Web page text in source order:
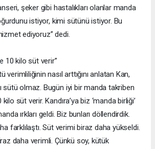
şeker gibi hastalıkları olanlar manda
istiyor, kimi sütünü istiyor. Bu
ediyoruz” dedi.
10 kilo süt verir”
nasıl arttığını anlatan Kan,
sütü olmaz. Bugün iyi bir manda takriben
süt verir. Kandıra’ya biz ‘manda birliği’
ırkları geldi. Biz bunları döllendirdik.
farklılaştı. Süt verimi biraz daha yükseldi.
daha verimli. Çünkü soy, kütük